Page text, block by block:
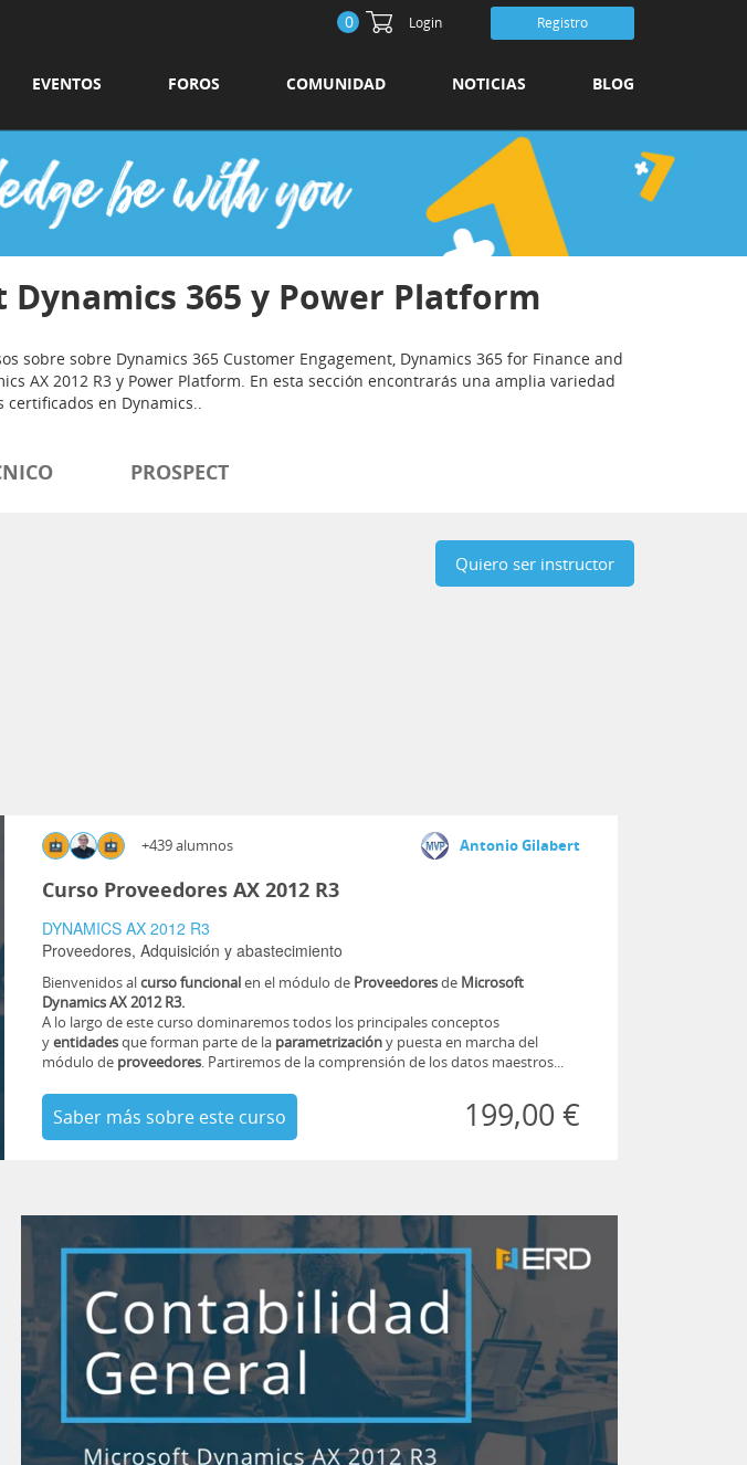
0 Login Registro
EVENTOS FOROS COMUNIDAD NOTICIAS BLOG
365 y Power Platform
sobre sobre Dynamics 365 Customer Engagement, Dynamics 365 for Finance and
AX 2012 R3 y Power Platform. En esta sección encontrarás una amplia variedad
en Dynamics..
PROSPECT
Quiero ser instructor
+439 alumnos Antonio Gilabert
Curso Proveedores AX 2012 R3
DYNAMICS AX 2012 R3
Proveedores, Adquisición y abastecimiento
Bienvenidos alcurso funcionalen el módulo de Proveedoresde Microsoft
Dynamics AX 2012 R3.
A lo largo de este curso dominaremos todos los principales conceptos
yentidadesque forman parte de la parametrizacióny puesta en marcha del
módulo de proveedores. Partiremos de la comprensión de los datos maestros...
Saber más sobre este curso 199,00 €